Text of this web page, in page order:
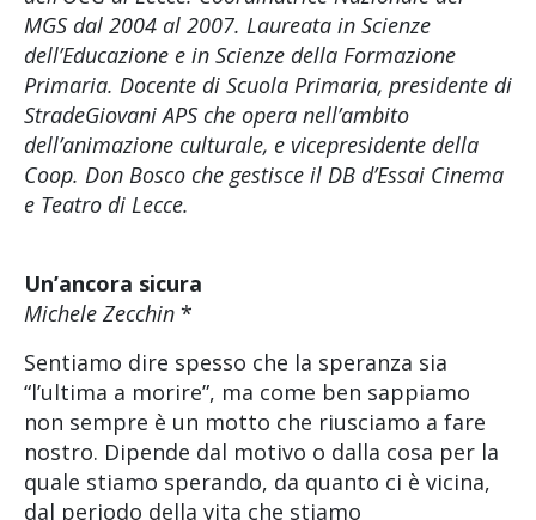
MGS dal 2004 al 2007. Laureata in Scienze
dell’Educazione e in Scienze della Formazione
Primaria. Docente di Scuola Primaria, presidente di
StradeGiovani APS che opera nell’ambito
dell’animazione culturale, e vicepresidente della
Coop. Don Bosco che gestisce il DB d’Essai Cinema
e Teatro di Lecce.
Un’ancora sicura
Michele Zecchin *
Sentiamo dire spesso che la speranza sia
“l’ultima a morire”, ma come ben sappiamo
non sempre è un motto che riusciamo a fare
nostro. Dipende dal motivo o dalla cosa per la
quale stiamo sperando, da quanto ci è vicina,
dal periodo della vita che stiamo